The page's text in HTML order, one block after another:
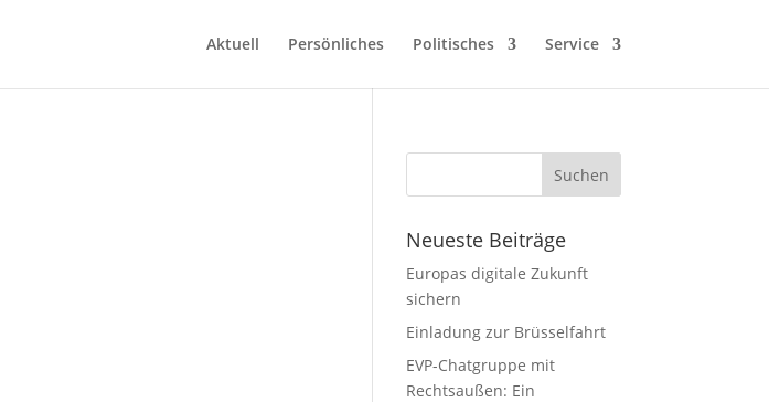
Aktuell Persönliches Politisches Service
Neueste Beiträge
Europas digitale Zukunft
sichern
Einladung zur Brüsselfahrt
EVP-Chatgruppe mit
Rechtsaußen: Ein